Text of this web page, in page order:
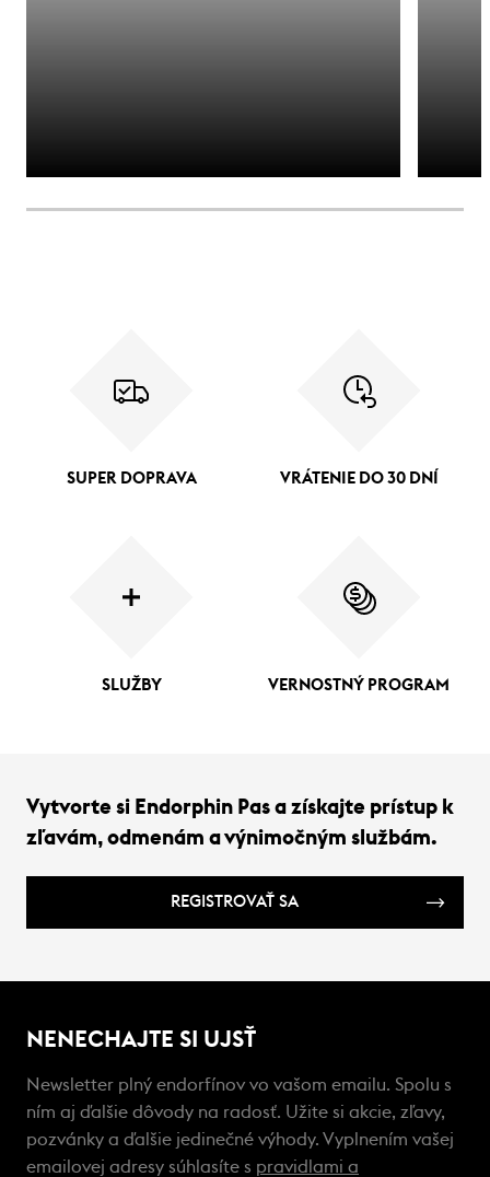
SUPER DOPRAVA VRÁTENIE DO 30 DNÍ
SLUŽBY VERNOSTNÝ PROGRAM
Vytvorte si Endorphin Pas a získajte prístup k
zľavám, odmenám a výnimočným službám.
REGISTROVAŤ SA
NENECHAJTE SI UJSŤ
Newsletter plný endorfínov vo vašom emailu. Spolu s
ním aj ďalšie dôvody na radosť. Užite si akcie, zľavy,
pozvánky a ďalšie jedinečné výhody. Vyplnením vašej
emailovej adresy súhlasíte s pravidlami a